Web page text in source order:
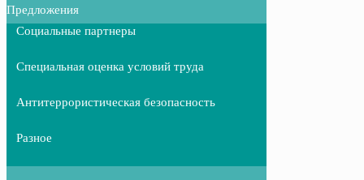
Предложения
Социальные партнеры
Специальная оценка условий труда
Антитеррористическая безопасность
Разное